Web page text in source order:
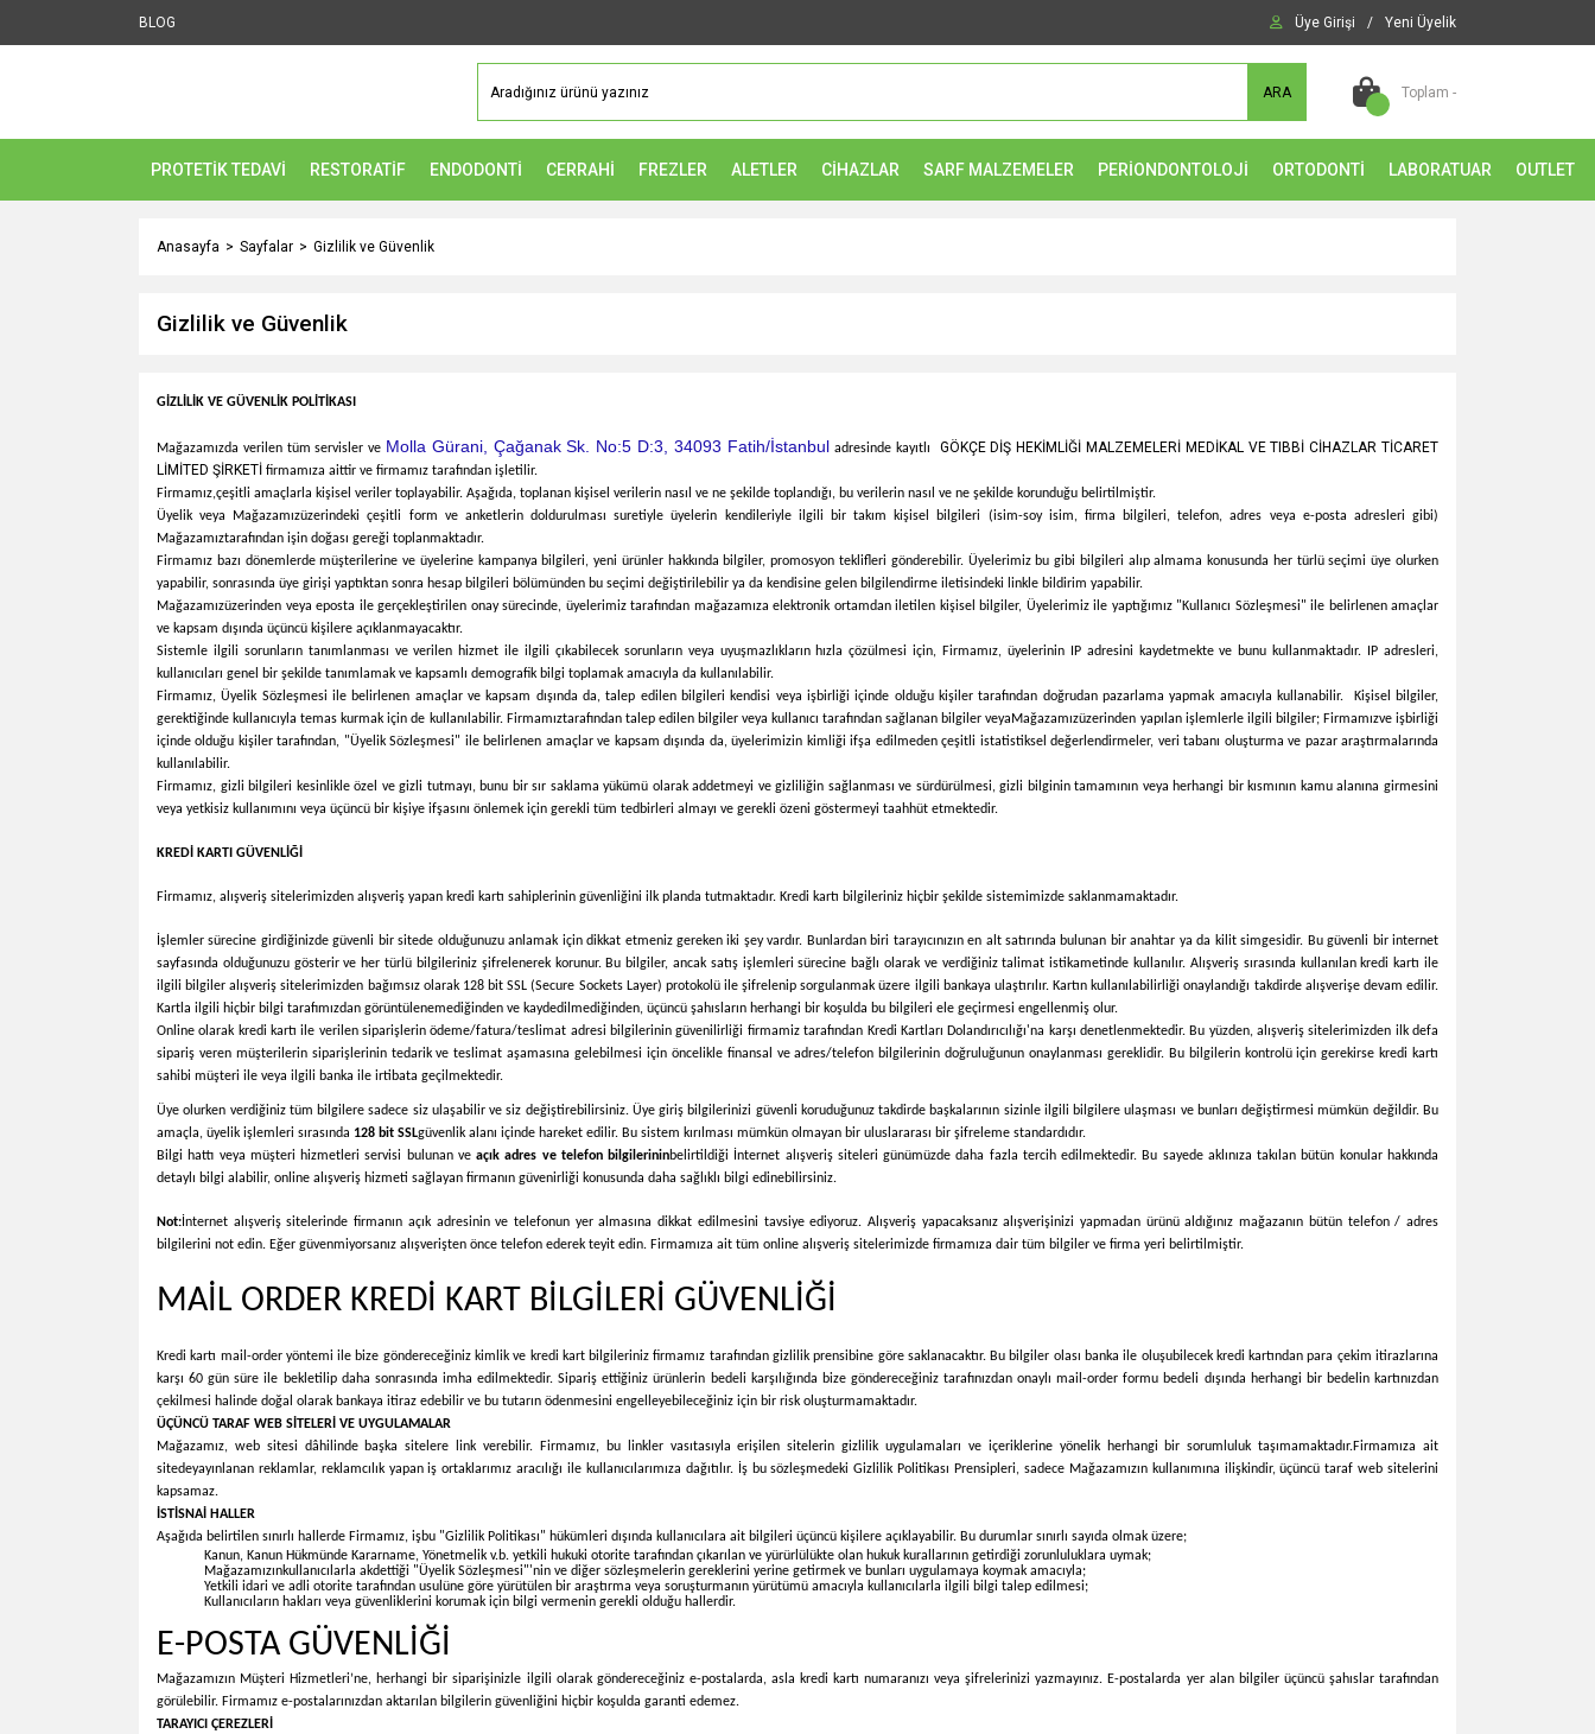
BLOG Üye Girişi / Yeni Üyelik
ARA Toplam -
PROTETİK TEDAVİ RESTORATİF ENDODONTİ CERRAHİ FREZLER ALETLER CİHAZLAR SARF MALZEMELER PERİONDONTOLOJİ ORTODONTİ LABORATUAR OUTLET
Anasayfa Sayfalar Gizlilik ve Güvenlik
Gizlilik ve Güvenlik
GİZLİLİK VE GÜVENLİK POLİTİKASI
Mağazamızda verilen tüm servisler ve Molla Gürani, Çağanak Sk. No:5 D:3, 34093 Fatih/İstanbuladresinde kayıtlı
GÖKÇE DİŞ HEKİMLİĞİ MALZEMELERİ MEDİKAL VE TIBBİ CİHAZLAR TİCARET
LİMİTED ŞİRKETİ firmamıza aittir ve firmamız tarafından işletilir.
Firmamız,çeşitli amaçlarla kişisel veriler toplayabilir. Aşağıda, toplanan kişisel verilerin nasıl ve ne şekilde toplandığı, bu verilerin nasıl ve ne şekilde korunduğu belirtilmiştir.
Üyelik veya
Mağazamızüzerindeki çeşitli form ve anketlerin doldurulması suretiyle üyelerin kendileriyle ilgili bir takım kişisel bilgileri (isim-soy isim, firma bilgileri, telefon, adres veya e-posta adresleri gibi)
Mağazamıztarafından işin doğası gereği toplanmaktadır.
Firmamız bazı dönemlerde müşterilerine ve üyelerine kampanya bilgileri, yeni ürünler hakkında bilgiler, promosyon teklifleri gönderebilir. Üyelerimiz bu gibi bilgileri alıp almama konusunda her türlü seçimi üye olurken
yapabilir, sonrasında üye girişi yaptıktan sonra hesap bilgileri bölümünden bu seçimi değiştirilebilir ya da kendisine gelen bilgilendirme iletisindeki linkle bildirim yapabilir.
Mağazamızüzerinden veya eposta ile gerçekleştirilen onay sürecinde, üyelerimiz tarafından mağazamıza elektronik ortamdan iletilen kişisel bilgiler, Üyelerimiz ile yaptığımız "Kullanıcı Sözleşmesi" ile belirlenen amaçlar
ve kapsam dışında üçüncü kişilere açıklanmayacaktır.
Sistemle ilgili sorunların tanımlanması ve verilen hizmet ile ilgili çıkabilecek sorunların veya uyuşmazlıkların hızla çözülmesi için, Firmamız, üyelerinin IP adresini kaydetmekte ve bunu kullanmaktadır. IP adresleri,
kullanıcıları genel bir şekilde tanımlamak ve kapsamlı demografik bilgi toplamak amacıyla da kullanılabilir.
Firmamız, Üyelik Sözleşmesi ile belirlenen amaçlar ve kapsam dışında da, talep edilen bilgileri kendisi veya işbirliği içinde olduğu kişiler tarafından doğrudan pazarlama yapmak amacıyla kullanabilir. Kişisel bilgiler,
gerektiğinde kullanıcıyla temas kurmak için de kullanılabilir. Firmamıztarafından talep edilen bilgiler veya kullanıcı tarafından sağlanan bilgiler veya Mağazamızüzerinden yapılan işlemlerle ilgili bilgiler; Firmamızve işbirliği
içinde olduğu kişiler tarafından, "Üyelik Sözleşmesi" ile belirlenen amaçlar ve kapsam dışında da, üyelerimizin kimliği ifşa edilmeden çeşitli istatistiksel değerlendirmeler, veri tabanı oluşturma ve pazar araştırmalarında
kullanılabilir.
Firmamız, gizli bilgileri kesinlikle özel ve gizli tutmayı, bunu bir sır saklama yükümü olarak addetmeyi ve gizliliğin sağlanması ve sürdürülmesi, gizli bilginin tamamının veya herhangi bir kısmının kamu alanına girmesini
veya yetkisiz kullanımını veya üçüncü bir kişiye ifşasını önlemek için gerekli tüm tedbirleri almayı ve gerekli özeni göstermeyi taahhüt etmektedir.
KREDİ KARTI GÜVENLİĞİ
Firmamız, alışveriş sitelerimizden alışveriş yapan kredi kartı sahiplerinin güvenliğini ilk planda tutmaktadır. Kredi kartı bilgileriniz hiçbir şekilde sistemimizde saklanmamaktadır.
İşlemler sürecine girdiğinizde güvenli bir sitede olduğunuzu anlamak için dikkat etmeniz gereken iki şey vardır. Bunlardan biri tarayıcınızın en alt satırında bulunan bir anahtar ya da kilit simgesidir. Bu güvenli bir internet
sayfasında olduğunuzu gösterir ve her türlü bilgileriniz şifrelenerek korunur. Bu bilgiler, ancak satış işlemleri sürecine bağlı olarak ve verdiğiniz talimat istikametinde kullanılır. Alışveriş sırasında kullanılan kredi kartı ile
ilgili bilgiler alışveriş sitelerimizden bağımsız olarak 128 bit SSL (Secure Sockets Layer) protokolü ile şifrelenip sorgulanmak üzere ilgili bankaya ulaştırılır. Kartın kullanılabilirliği onaylandığı takdirde alışverişe devam edilir.
Kartla ilgili hiçbir bilgi tarafımızdan görüntülenemediğinden ve kaydedilmediğinden, üçüncü şahısların herhangi bir koşulda bu bilgileri ele geçirmesi engellenmiş olur.
Online olarak kredi kartı ile verilen siparişlerin ödeme/fatura/teslimat adresi bilgilerinin güvenilirliği firmamiz tarafından Kredi Kartları Dolandırıcılığı'na karşı denetlenmektedir. Bu yüzden, alışveriş sitelerimizden ilk defa
sipariş veren müşterilerin siparişlerinin tedarik ve teslimat aşamasına gelebilmesi için öncelikle finansal ve adres/telefon bilgilerinin doğruluğunun onaylanması gereklidir. Bu bilgilerin kontrolü için gerekirse kredi kartı
sahibi müşteri ile veya ilgili banka ile irtibata geçilmektedir.
Üye olurken verdiğiniz tüm bilgilere sadece siz ulaşabilir ve siz değiştirebilirsiniz. Üye giriş bilgilerinizi güvenli koruduğunuz takdirde başkalarının sizinle ilgili bilgilere ulaşması ve bunları değiştirmesi mümkün değildir. Bu
amaçla, üyelik işlemleri sırasında 128 bit SSLgüvenlik alanı içinde hareket edilir. Bu sistem kırılması mümkün olmayan bir uluslararası bir şifreleme standardıdır.
Bilgi hattı veya müşteri hizmetleri servisi bulunan veaçık adres ve telefon bilgilerininbelirtildiği İnternet alışveriş siteleri günümüzde daha fazla tercih edilmektedir. Bu sayede aklınıza takılan bütün konular hakkında
detaylı bilgi alabilir, online alışveriş hizmeti sağlayan firmanın güvenirliği konusunda daha sağlıklı bilgi edinebilirsiniz.
Not: İnternet alışveriş sitelerinde firmanın açık adresinin ve telefonun yer almasına dikkat edilmesini tavsiye ediyoruz. Alışveriş yapacaksanız alışverişinizi yapmadan ürünü aldığınız mağazanın bütün telefon / adres
bilgilerini not edin. Eğer güvenmiyorsanız alışverişten önce telefon ederek teyit edin. Firmamıza ait tüm online alışveriş sitelerimizde firmamıza dair tüm bilgiler ve firma yeri belirtilmiştir.
MAİL ORDER KREDİ KART BİLGİLERİ GÜVENLİĞİ
Kredi kartı mail-order yöntemi ile bize göndereceğiniz kimlik ve kredi kart bilgileriniz firmamız tarafından gizlilik prensibine göre saklanacaktır. Bu bilgiler olası banka ile oluşubilecek kredi kartından para çekim itirazlarına
karşı 60 gün süre ile bekletilip daha sonrasında imha edilmektedir. Sipariş ettiğiniz ürünlerin bedeli karşılığında bize göndereceğiniz tarafınızdan onaylı mail-order formu bedeli dışında herhangi bir bedelin kartınızdan
çekilmesi halinde doğal olarak bankaya itiraz edebilir ve bu tutarın ödenmesini engelleyebileceğiniz için bir risk oluşturmamaktadır.
ÜÇÜNCÜ TARAF WEB SİTELERİ VE UYGULAMALAR
Mağazamız, web sitesi dâhilinde başka sitelere link verebilir. Firmamız, bu linkler vasıtasıyla erişilen sitelerin gizlilik uygulamaları ve içeriklerine yönelik herhangi bir sorumluluk taşımamaktadır.Firmamıza ait
sitedeyayınlanan reklamlar, reklamcılık yapan iş ortaklarımız aracılığı ile kullanıcılarımıza dağıtılır. İş bu sözleşmedeki Gizlilik Politikası Prensipleri, sadece Mağazamızın kullanımına ilişkindir, üçüncü taraf web sitelerini
kapsamaz.
İSTİSNAİ HALLER
Aşağıda belirtilen sınırlı hallerde Firmamız, işbu "Gizlilik Politikası" hükümleri dışında kullanıcılara ait bilgileri üçüncü kişilere açıklayabilir. Bu durumlar sınırlı sayıda olmak üzere;
Kanun, Kanun Hükmünde Kararname, Yönetmelik v.b. yetkili hukuki otorite tarafından çıkarılan ve yürürlülükte olan hukuk kurallarının getirdiği zorunluluklara uymak;
Mağazamızınkullanıcılarla akdettiği "Üyelik Sözleşmesi"'nin ve diğer sözleşmelerin gereklerini yerine getirmek ve bunları uygulamaya koymak amacıyla;
Yetkili idari ve adli otorite tarafından usulüne göre yürütülen bir araştırma veya soruşturmanın yürütümü amacıyla kullanıcılarla ilgili bilgi talep edilmesi;
Kullanıcıların hakları veya güvenliklerini korumak için bilgi vermenin gerekli olduğu hallerdir.
E-POSTA GÜVENLİĞİ
Mağazamızın Müşteri Hizmetleri’ne, herhangi bir siparişinizle ilgili olarak göndereceğiniz e-postalarda, asla kredi kartı numaranızı veya şifrelerinizi yazmayınız. E-postalarda yer alan bilgiler üçüncü şahıslar tarafından
görülebilir. Firmamız e-postalarınızdan aktarılan bilgilerin güvenliğini hiçbir koşulda garanti edemez.
TARAYICI ÇEREZLERİ